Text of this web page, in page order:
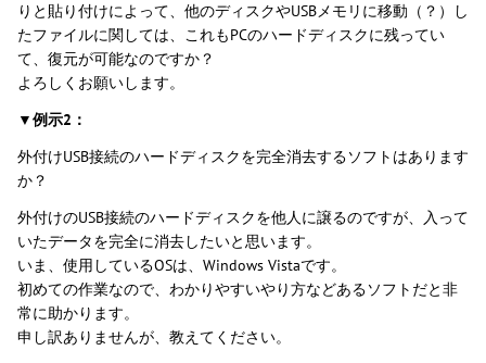
りと貼り付けによって、他のディスクやUSBメモリに移動（？）し
たファイルに関しては、これもPCのハードディスクに残ってい
て、復元が可能なのですか？
よろしくお願いします。
▼例示2：
外付けUSB接続のハードディスクを完全消去するソフトはあります
か？
外付けのUSB接続のハードディスクを他人に譲るのですが、入って
いたデータを完全に消去したいと思います。
いま、使用しているOSは、Windows Vistaです。
初めての作業なので、わかりやすいやり方などあるソフトだと非
常に助かります。
申し訳ありませんが、教えてください。